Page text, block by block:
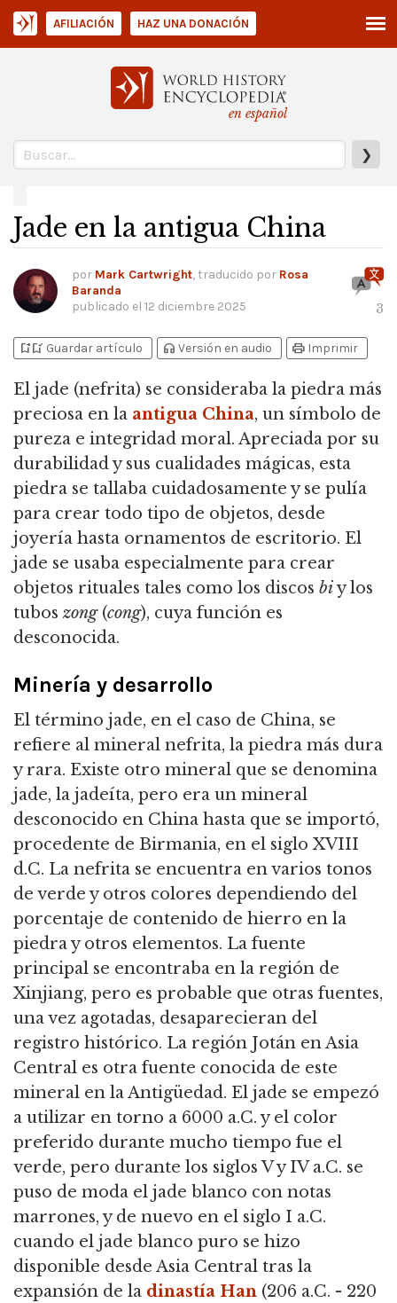
en español
❯
AFILIACIÓN HAZ UNA DONACIÓN
Jade en la antigua China
por Mark Cartwright, traducido por Rosa
Baranda
publicado el 12 diciembre 2025 3
bookmark_addbookmark_added Guardar artículo headphones Versión en audio print Imprimir
El jade (nefrita) se consideraba la piedra más
preciosa en la antigua China, un símbolo de
pureza e integridad moral. Apreciada por su
durabilidad y sus cualidades mágicas, esta
piedra se tallaba cuidadosamente y se pulía
para crear todo tipo de objetos, desde
joyería hasta ornamentos de escritorio. El
jade se usaba especialmente para crear
objetos rituales tales como los discos biy los
tubos zong (cong), cuya función es
desconocida.
Minería y desarrollo
El término jade, en el caso de China, se
refiere al mineral nefrita, la piedra más dura
y rara. Existe otro mineral que se denomina
jade, la jadeíta, pero era un mineral
desconocido en China hasta que se importó,
procedente de Birmania, en el siglo XVIII
d.C. La nefrita se encuentra en varios tonos
de verde y otros colores dependiendo del
porcentaje de contenido de hierro en la
piedra y otros elementos. La fuente
principal se encontraba en la región de
Xinjiang, pero es probable que otras fuentes,
una vez agotadas, desaparecieran del
registro histórico. La región Jotán en Asia
Central es otra fuente conocida de este
mineral en la Antigüedad. El jade se empezó
a utilizar en torno a 6000 a.C. y el color
preferido durante mucho tiempo fue el
verde, pero durante los siglos V y IV a.C. se
puso de moda el jade blanco con notas
marrones, y de nuevo en el siglo I a.C.
cuando el jade blanco puro se hizo
disponible desde Asia Central tras la
expansión de la dinastía Han (206 a.C. - 220